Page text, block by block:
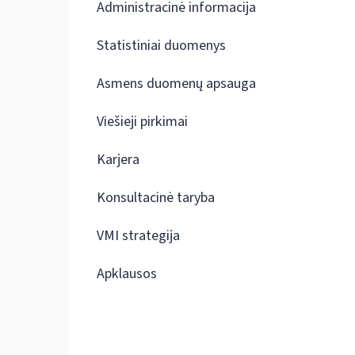
Administracinė informacija
Statistiniai duomenys
Asmens duomenų apsauga
Viešieji pirkimai
Karjera
Konsultacinė taryba
VMI strategija
Apklausos